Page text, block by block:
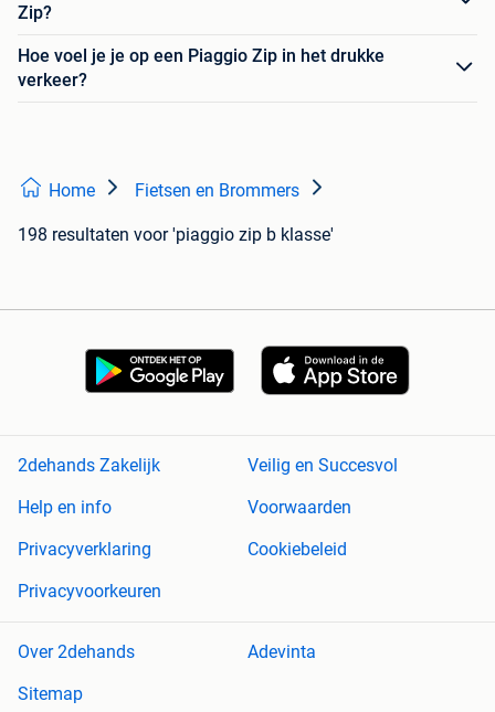
Zip?
Hoe voel je je op een Piaggio Zip in het drukke
verkeer?
Home Fietsen en Brommers
198 resultaten voor 'piaggio zip b klasse'
2dehands Zakelijk
Veilig en Succesvol
Help en info
Voorwaarden
Privacyverklaring
Cookiebeleid
Privacyvoorkeuren
Over 2dehands
Adevinta
Sitemap